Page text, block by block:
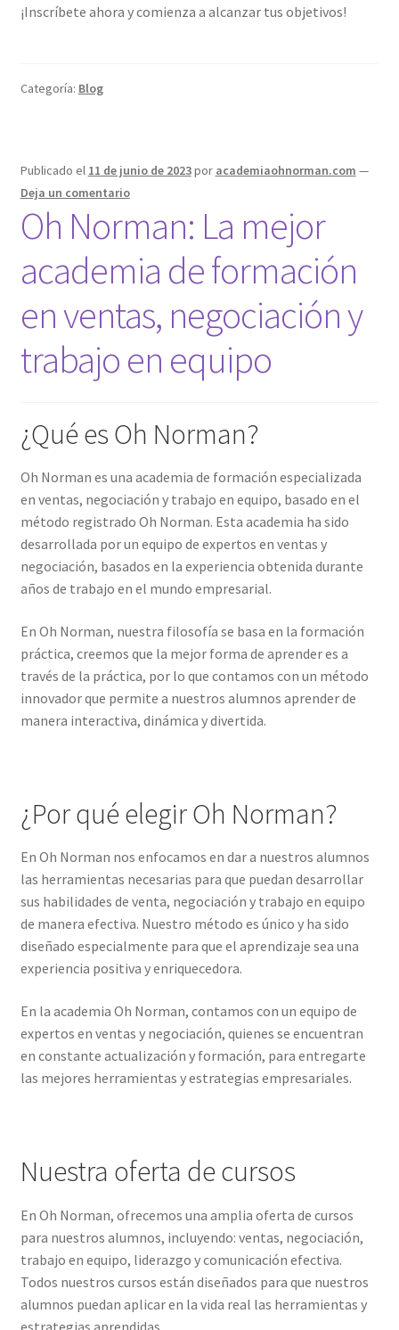
¡Inscríbete ahora y comienza a alcanzar tus objetivos!
Categoría: Blog
Publicado el 11 de junio de 2023por academiaohnorman.com —
Deja un comentario
Oh Norman: La mejor
academia de formación
en ventas, negociación y
trabajo en equipo
¿Qué es Oh Norman?
Oh Norman es una academia de formación especializada
en ventas, negociación y trabajo en equipo, basado en el
método registrado Oh Norman. Esta academia ha sido
desarrollada por un equipo de expertos en ventas y
negociación, basados en la experiencia obtenida durante
años de trabajo en el mundo empresarial.
En Oh Norman, nuestra filosofía se basa en la formación
práctica, creemos que la mejor forma de aprender es a
través de la práctica, por lo que contamos con un método
innovador que permite a nuestros alumnos aprender de
manera interactiva, dinámica y divertida.
¿Por qué elegir Oh Norman?
En Oh Norman nos enfocamos en dar a nuestros alumnos
las herramientas necesarias para que puedan desarrollar
sus habilidades de venta, negociación y trabajo en equipo
de manera efectiva. Nuestro método es único y ha sido
diseñado especialmente para que el aprendizaje sea una
experiencia positiva y enriquecedora.
En la academia Oh Norman, contamos con un equipo de
expertos en ventas y negociación, quienes se encuentran
en constante actualización y formación, para entregarte
las mejores herramientas y estrategias empresariales.
Nuestra oferta de cursos
En Oh Norman, ofrecemos una amplia oferta de cursos
para nuestros alumnos, incluyendo: ventas, negociación,
trabajo en equipo, liderazgo y comunicación efectiva.
Todos nuestros cursos están diseñados para que nuestros
alumnos puedan aplicar en la vida real las herramientas y
estrategias aprendidas.